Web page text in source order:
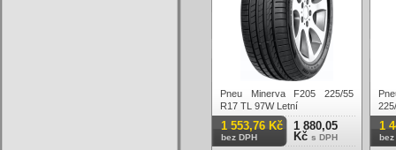
Pneu Minerva F205 225/55
R17 TL 97W Letní
1 553,76 Kč
bez DPH
1 880,05
Kč s DPH
1
bez